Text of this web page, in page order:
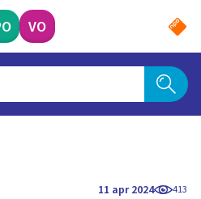
VO
11 apr 2024 413